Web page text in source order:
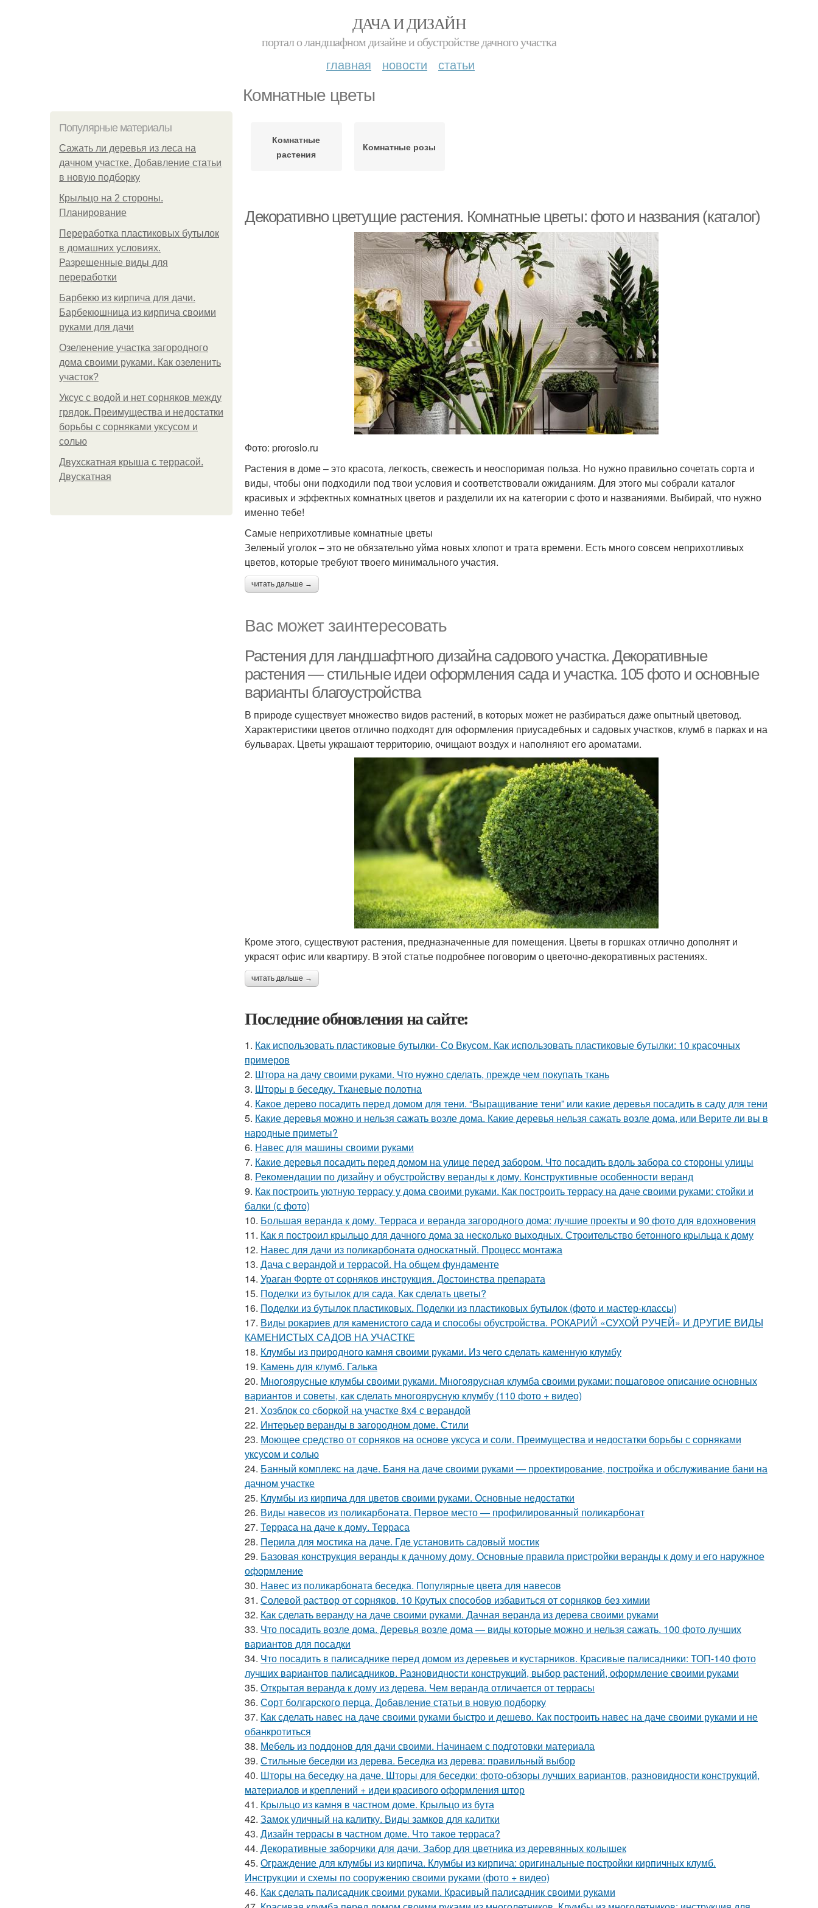
ДАЧА И ДИЗАЙН
портал о ландшафном дизайне и обустройстве дачного участка
главная новости статьи
Комнатные цветы
Популярные материалы
Сажать ли деревья из леса на
дачном участке. Добавление статьи
в новую подборку
Крыльцо на 2 стороны.
Планирование
Переработка пластиковых бутылок
в домашних условиях.
Разрешенные виды для
переработки
Барбекю из кирпича для дачи.
Барбекюшница из кирпича своими
руками для дачи
Озеленение участка загородного
дома своими руками. Как озеленить
участок?
Уксус с водой и нет сорняков между
грядок. Преимущества и недостатки
борьбы с сорняками уксусом и
солью
Двухскатная крыша с террасой.
Двускатная
Комнатные
растения
Комнатные розы
Декоративно цветущие растения. Комнатные цветы: фото и названия (каталог)
Фото: proroslo.ru
Растения в доме – это красота, легкость, свежесть и неоспоримая польза. Но нужно правильно сочетать сорта и
виды, чтобы они подходили под твои условия и соответствовали ожиданиям. Для этого мы собрали каталог
красивых и эффектных комнатных цветов и разделили их на категории с фото и названиями. Выбирай, что нужно
именно тебе!
Самые неприхотливые комнатные цветы
Зеленый уголок – это не обязательно уйма новых хлопот и трата времени. Есть много совсем неприхотливых
цветов, которые требуют твоего минимального участия.
читать дальше →
Вас может заинтересовать
Растения для ландшафтного дизайна садового участка. Декоративные
растения — стильные идеи оформления сада и участка. 105 фото и основные
варианты благоустройства
В природе существует множество видов растений, в которых может не разбираться даже опытный цветовод.
Характеристики цветов отлично подходят для оформления приусадебных и садовых участков, клумб в парках и на
бульварах. Цветы украшают территорию, очищают воздух и наполняют его ароматами.
Кроме этого, существуют растения, предназначенные для помещения. Цветы в горшках отлично дополнят и
украсят офис или квартиру. В этой статье подробнее поговорим о цветочно-декоративных растениях.
читать дальше →
Последние обновления на сайте:
1. Как использовать пластиковые бутылки- Со Вкусом. Как использовать пластиковые бутылки: 10 красочных
примеров
2. Штора на дачу своими руками. Что нужно сделать, прежде чем покупать ткань
3. Шторы в беседку. Тканевые полотна
4. Какое дерево посадить перед домом для тени. “Выращивание тени” или какие деревья посадить в саду для тени
5. Какие деревья можно и нельзя сажать возле дома. Какие деревья нельзя сажать возле дома, или Верите ли вы в
народные приметы?
6. Навес для машины своими руками
7. Какие деревья посадить перед домом на улице перед забором. Что посадить вдоль забора со стороны улицы
8. Рекомендации по дизайну и обустройству веранды к дому. Конструктивные особенности веранд
9. Как построить уютную террасу у дома своими руками. Как построить террасу на даче своими руками: стойки и
балки (с фото)
10. Большая веранда к дому. Терраса и веранда загородного дома: лучшие проекты и 90 фото для вдохновения
11. Как я построил крыльцо для дачного дома за несколько выходных. Строительство бетонного крыльца к дому
12. Навес для дачи из поликарбоната односкатный. Процесс монтажа
13. Дача с верандой и террасой. На общем фундаменте
14. Ураган Форте от сорняков инструкция. Достоинства препарата
15. Поделки из бутылок для сада. Как сделать цветы?
16. Поделки из бутылок пластиковых. Поделки из пластиковых бутылок (фото и мастер-классы)
17. Виды рокариев для каменистого сада и способы обустройства. РОКАРИЙ «СУХОЙ РУЧЕЙ» И ДРУГИЕ ВИДЫ
КАМЕНИСТЫХ САДОВ НА УЧАСТКЕ
18. Клумбы из природного камня своими руками. Из чего сделать каменную клумбу
19. Камень для клумб. Галька
20. Многоярусные клумбы своими руками. Многоярусная клумба своими руками: пошаговое описание основных
вариантов и советы, как сделать многоярусную клумбу (110 фото + видео)
21. Хозблок со сборкой на участке 8х4 с верандой
22. Интерьер веранды в загородном доме. Стили
23. Моющее средство от сорняков на основе уксуса и соли. Преимущества и недостатки борьбы с сорняками
уксусом и солью
24. Банный комплекс на даче. Баня на даче своими руками — проектирование, постройка и обслуживание бани на
дачном участке
25. Клумбы из кирпича для цветов своими руками. Основные недостатки
26. Виды навесов из поликарбоната. Первое место — профилированный поликарбонат
27. Терраса на даче к дому. Терраса
28. Перила для мостика на даче. Где установить садовый мостик
29. Базовая конструкция веранды к дачному дому. Основные правила пристройки веранды к дому и его наружное
оформление
30. Навес из поликарбоната беседка. Популярные цвета для навесов
31. Солевой раствор от сорняков. 10 Крутых способов избавиться от сорняков без химии
32. Как сделать веранду на даче своими руками. Дачная веранда из дерева своими руками
33. Что посадить возле дома. Деревья возле дома — виды которые можно и нельзя сажать. 100 фото лучших
вариантов для посадки
34. Что посадить в палисаднике перед домом из деревьев и кустарников. Красивые палисадники: ТОП-140 фото
лучших вариантов палисадников. Разновидности конструкций, выбор растений, оформление своими руками
35. Открытая веранда к дому из дерева. Чем веранда отличается от террасы
36. Сорт болгарского перца. Добавление статьи в новую подборку
37. Как сделать навес на даче своими руками быстро и дешево. Как построить навес на даче своими руками и не
обанкротиться
38. Мебель из поддонов для дачи своими. Начинаем с подготовки материала
39. Стильные беседки из дерева. Беседка из дерева: правильный выбор
40. Шторы на беседку на даче. Шторы для беседки: фото-обзоры лучших вариантов, разновидности конструкций,
материалов и креплений + идеи красивого оформления штор
41. Крыльцо из камня в частном доме. Крыльцо из бута
42. Замок уличный на калитку. Виды замков для калитки
43. Дизайн террасы в частном доме. Что такое терраса?
44. Декоративные заборчики для дачи. Забор для цветника из деревянных колышек
45. Ограждение для клумбы из кирпича. Клумбы из кирпича: оригинальные постройки кирпичных клумб.
Инструкции и схемы по сооружению своими руками (фото + видео)
46. Как сделать палисадник своими руками. Красивый палисадник своими руками